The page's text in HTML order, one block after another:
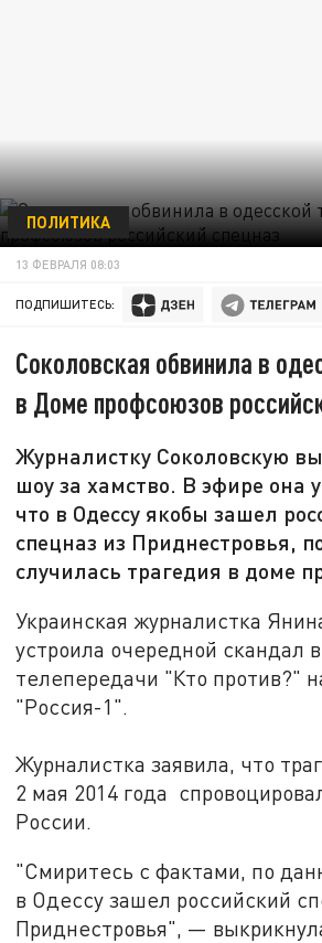
ПОЛИТИКА
13 ФЕВРАЛЯ 08:03
ПОДПИШИТЕСЬ:
Соколовская обвинила в
в Доме профсоюзов
Журналистку Соколовскую
шоу за хамство. В эфире она
что в Одессу якобы зашел
спецназ из Приднестровья,
случилась трагедия в доме
Украинская журналистка
устроила очередной скандал
телепередачи "Кто против?"
"Россия-1".
Журналистка заявила, что
2 мая 2014 года
России.
"Смиритесь с фактами, по
в Одессу зашел российский
Приднестровья", —